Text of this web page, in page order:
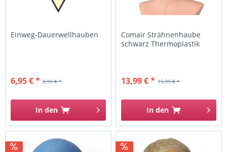
Einweg-Dauerwellhauben
8,99 € *
6,95 € *
In den
Comair Strähnenhaube
schwarz Thermoplastik
15,99 € *
13,99 € *
In den